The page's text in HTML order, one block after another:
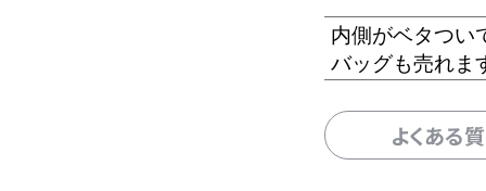
内側がベタつい
バッグも売れま
よくある